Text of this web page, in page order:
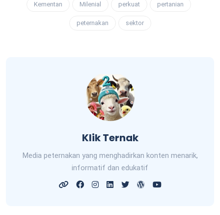
Kementan Milenial perkuat pertanian
peternakan sektor
Klik Ternak
Media peternakan yang menghadirkan konten menarik,
informatif dan edukatif